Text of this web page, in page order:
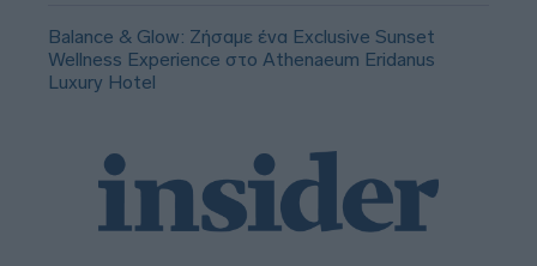
Balance & Glow: Ζήσαμε ένα Exclusive Sunset
Wellness Experience στο Athenaeum Eridanus
Luxury Hotel